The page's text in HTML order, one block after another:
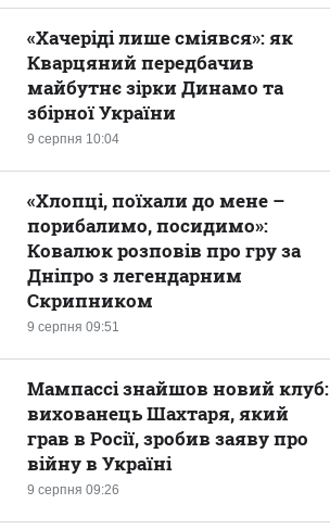
9 серпня 10:04
«Хачеріді лише сміявся»: як
Кварцяний передбачив
майбутнє зірки Динамо та
збірної України
9 серпня 09:51
«Хлопці, поїхали до мене –
порибалимо, посидимо»:
Ковалюк розповів про гру за
Дніпро з легендарним
Скрипником
9 серпня 09:26
Мампассі знайшов новий клуб:
вихованець Шахтаря, який
грав в Росії, зробив заяву про
війну в Україні